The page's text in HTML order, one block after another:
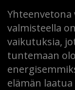
valmisteella
vaikutuksia,
tuntemaan
elämän